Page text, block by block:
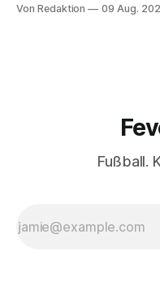
Von Redaktion 09 Aug.
Fußball.